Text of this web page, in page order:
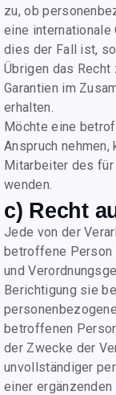
zu, ob
eine internationale
dies der Fall ist,
Übrigen das
Garantien im
erhalten.
Möchte eine
Anspruch
Mitarbeiter des
wenden.
c) Recht
Jede von der
betroffene Person
und
Berichtigung sie
betroffenen
der Zwecke der
unvollständiger
einer